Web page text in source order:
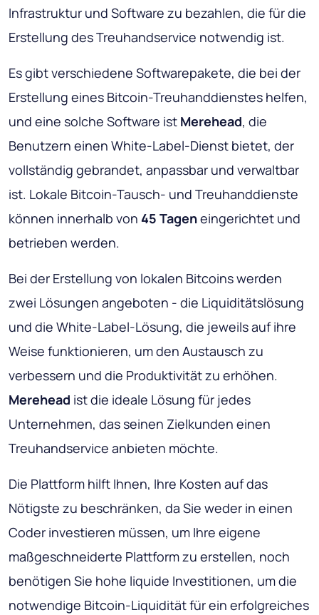
Infrastruktur und Software zu bezahlen, die für die
Erstellung des Treuhandservice notwendig ist.
Es gibt verschiedene Softwarepakete, die bei der
Erstellung eines Bitcoin-Treuhanddienstes helfen,
und eine solche Software ist Merehead, die
Benutzern einen White-Label-Dienst bietet, der
vollständig gebrandet, anpassbar und verwaltbar
ist. Lokale Bitcoin-Tausch- und Treuhanddienste
können innerhalb von 45 Tageneingerichtet und
betrieben werden.
Bei der Erstellung von lokalen Bitcoins werden
zwei Lösungen angeboten - die Liquiditätslösung
und die White-Label-Lösung, die jeweils auf ihre
Weise funktionieren, um den Austausch zu
verbessern und die Produktivität zu erhöhen.
Merehead ist die ideale Lösung für jedes
Unternehmen, das seinen Zielkunden einen
Treuhandservice anbieten möchte.
Die Plattform hilft Ihnen, Ihre Kosten auf das
Nötigste zu beschränken, da Sie weder in einen
Coder investieren müssen, um Ihre eigene
maßgeschneiderte Plattform zu erstellen, noch
benötigen Sie hohe liquide Investitionen, um die
notwendige Bitcoin-Liquidität für ein erfolgreiches